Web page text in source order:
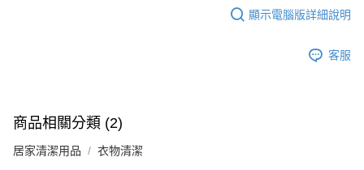
顯示電腦版詳細說明
客服
商品相關分類 (2)
居家清潔用品 衣物清潔